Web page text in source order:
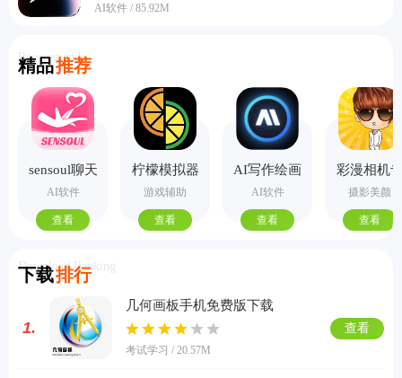
AI软件 / 85.92M
精品推荐
Recommend
sensoul聊天
AI软件
查看
柠檬模拟器
手机版
游戏辅助
查看
AI写作绘画
视频PPT助
手
AI软件
查看
彩漫相机
业版
摄影美颜
查看
下载排行
Download Ranking
1.
几何画板手机免费版下载
考试学习 / 20.57M
查看